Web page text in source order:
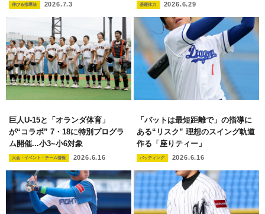
伸びる指導法 2026.7.3 基礎体力 2026.6.29
巨人U-15と「オランダ体育」
が“コラボ” 7・18に特別プログラ
ム開催...小3~小6対象
大会・イベント・チーム情報 2026.6.16
「バットは最短距離で」の指導に
ある“リスク” 理想のスイング軌道
作る「座りティー」
バッティング 2026.6.16